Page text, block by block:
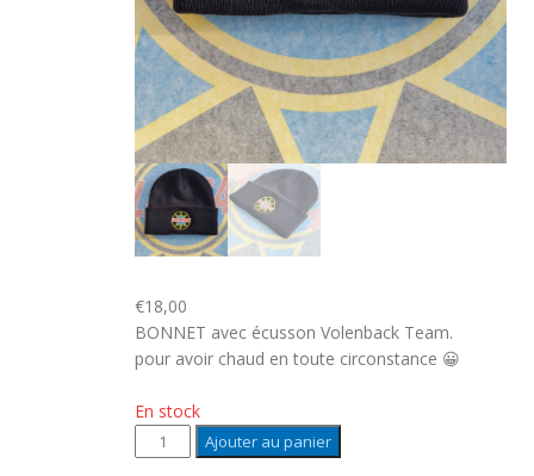
€18,00
BONNET avec écusson Volenback Team.
pour avoir chaud en toute circonstance 😀
En stock
quantité
de
Ajouter au panier